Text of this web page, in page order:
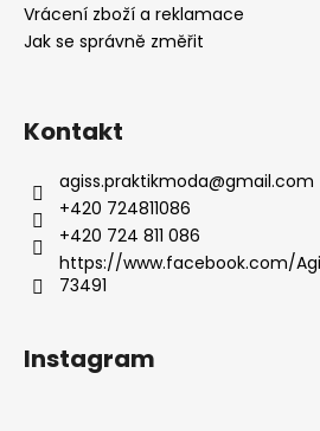
Vrácení zboží a reklamace
Jak se správně změřit
Kontakt
agiss.praktikmoda@gmail.com
+420 724811086
+420 724 811 086
https://www.facebook.com/
73491
Instagram